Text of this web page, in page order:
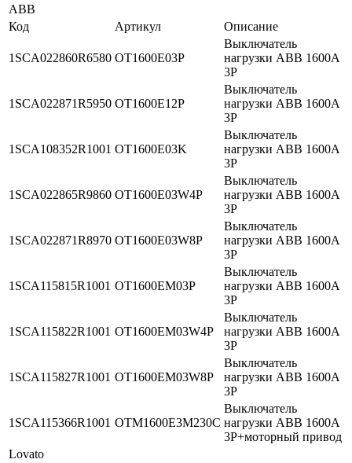
ABB
Код
Артикул Описание
1SCA022860R6580 OT1600E03P
Выключатель
нагрузки ABB 1600А
3P
1SCA022871R5950 OT1600E12P
Выключатель
нагрузки ABB 1600А
3P
1SCA108352R1001 OT1600E03K
Выключатель
нагрузки ABB 1600А
3P
1SCA022865R9860 OT1600E03W4P
Выключатель
нагрузки ABB 1600А
3P
1SCA022871R8970 OT1600E03W8P
Выключатель
нагрузки ABB 1600А
3P
1SCA115815R1001 OT1600EM03P
Выключатель
нагрузки ABB 1600А
3P
1SCA115822R1001 OT1600EM03W4P
Выключатель
нагрузки ABB 1600А
3P
1SCA115827R1001 OT1600EM03W8P
Выключатель
нагрузки ABB 1600А
3P
1SCA115366R1001 OTM1600E3M230C
Выключатель
нагрузки ABB 1600А
3P+моторный привод
Lovato